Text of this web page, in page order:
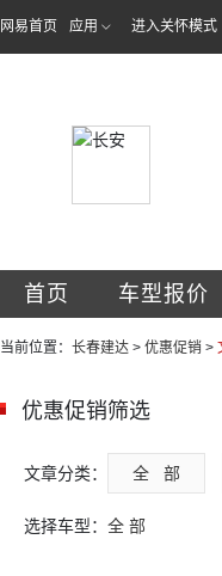
网易首页 应用 进入关怀模式
首页 车型报价
当前位置： 长春建达 > 优惠促销 >
优惠促销筛选
文章分类： 全   部
选择车型： 全 部